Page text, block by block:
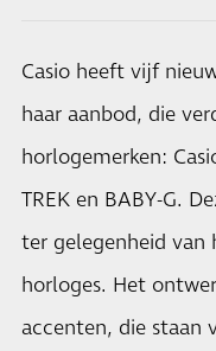
Casio heeft vijf
haar aanbod, die
horlogemerken:
TREK en BABY-G.
ter gelegenheid van
horloges. Het
accenten, die